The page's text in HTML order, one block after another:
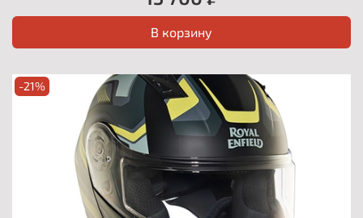
В корзину
-21%